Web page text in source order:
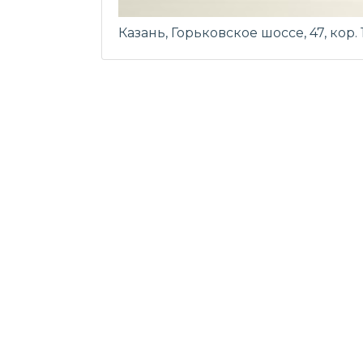
Казань, Горьковское шоссе, 47, кор.